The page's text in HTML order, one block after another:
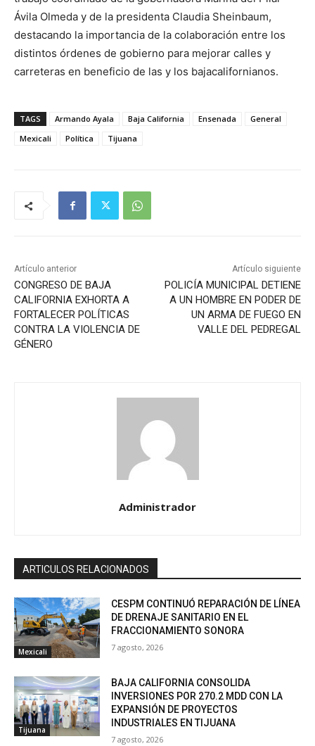
Ávila Olmeda y de la presidenta Claudia Sheinbaum,
destacando la importancia de la colaboración entre los
distintos órdenes de gobierno para mejorar calles y
carreteras en beneficio de las y los bajacalifornianos.
TAGS Armando Ayala Baja California Ensenada
General
Mexicali
Política Tijuana
Artículo anterior
CONGRESO DE BAJA
CALIFORNIA EXHORTA A
FORTALECER POLÍTICAS
CONTRA LA VIOLENCIA DE
GÉNERO
Artículo siguiente
POLICÍA MUNICIPAL DETIENE
A UN HOMBRE EN PODER DE
UN ARMA DE FUEGO EN
VALLE DEL PEDREGAL
Administrador
ARTICULOS RELACIONADOS
Mexicali
CESPM CONTINUÓ REPARACIÓN DE LÍNEA
DE DRENAJE SANITARIO EN EL
FRACCIONAMIENTO SONORA
7 agosto, 2026
Tijuana
BAJA CALIFORNIA CONSOLIDA
INVERSIONES POR 270.2 MDD CON LA
EXPANSIÓN DE PROYECTOS
INDUSTRIALES EN TIJUANA
7 agosto, 2026